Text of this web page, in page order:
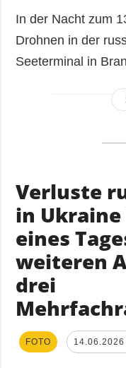
In der Nacht zum
Drohnen in der
Seeterminal in
Verluste
in
eines
weiteren
drei
FOTO 14.06.2026